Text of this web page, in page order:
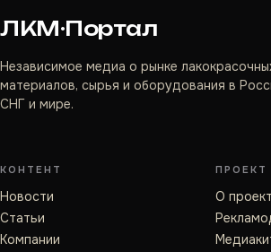
ЛКМ·Портал
Независимое медиа о рынке
материалов, сырья и оборудования в
СНГ и мире.
КОНТЕНТ
Новости
Статьи
Компании
ПРОЕКТ
О